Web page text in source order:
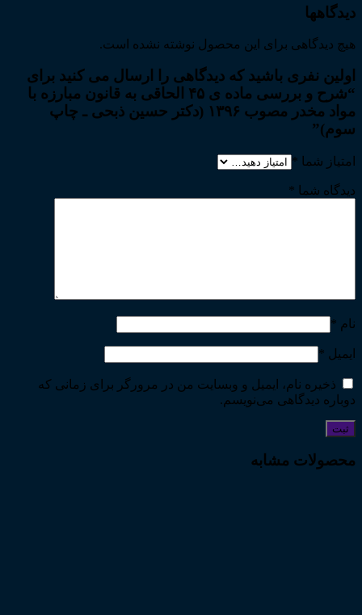
دیدگاهها
هیچ دیدگاهی برای این محصول نوشته نشده است.
اولین نفری باشید که دیدگاهی را ارسال می کنید برای
“شرح و بررسی ماده ی ۴۵ الحاقی به قانون مبارزه با
مواد مخدر مصوب ۱۳۹۶ (دکتر حسین ذبحی ـ چاپ
سوم)”
امتیاز شما *
دیدگاه شما *
نام *
ایمیل *
ذخیره نام، ایمیل و وبسایت من در مرورگر برای زمانی که
دوباره دیدگاهی می‌نویسم.
محصولات مشابه